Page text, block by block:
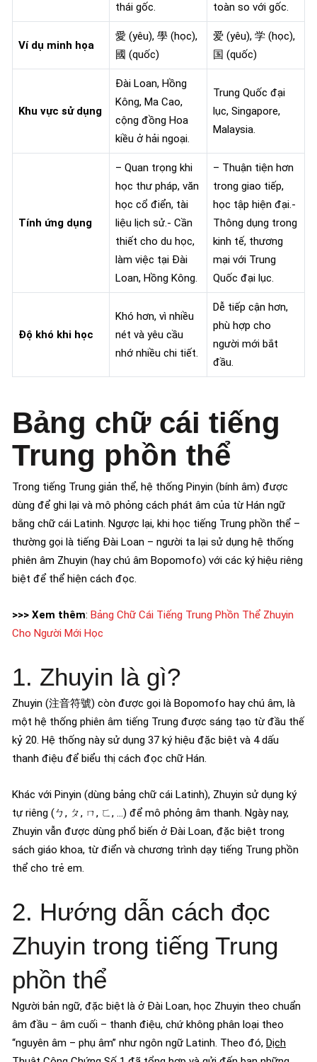
thái gốc.
toàn so với gốc.
Ví dụ minh họa
愛 (yêu), 學 (học),
國 (quốc)
爱 (yêu), 学 (học),
国 (quốc)
Khu vực sử dụng
Đài Loan, Hồng
Kông, Ma Cao,
cộng đồng Hoa
kiều ở hải ngoại.
Trung Quốc đại
lục, Singapore,
Malaysia.
Tính ứng dụng
– Quan trọng khi
học thư pháp, văn
học cổ điển, tài
liệu lịch sử.- Cần
thiết cho du học,
làm việc tại Đài
Loan, Hồng Kông.
– Thuận tiện hơn
trong giao tiếp,
học tập hiện đại.-
Thông dụng trong
kinh tế, thương
mại với Trung
Quốc đại lục.
Độ khó khi học
Khó hơn, vì nhiều
nét và yêu cầu
nhớ nhiều chi tiết.
Dễ tiếp cận hơn,
phù hợp cho
người mới bắt
đầu.
Bảng chữ cái tiếng
Trung phồn thể
Trong tiếng Trung giản thể, hệ thống Pinyin (bính âm) được
dùng để ghi lại và mô phỏng cách phát âm của từ Hán ngữ
bằng chữ cái Latinh. Ngược lại, khi học tiếng Trung phồn thể –
thường gọi là tiếng Đài Loan – người ta lại sử dụng hệ thống
phiên âm Zhuyin (hay chú âm Bopomofo) với các ký hiệu riêng
biệt để thể hiện cách đọc.
>>> Xem thêm: Bảng Chữ Cái Tiếng Trung Phồn Thể Zhuyin
Cho Người Mới Học
1. Zhuyin là gì?
Zhuyin (注音符號) còn được gọi là Bopomofo hay chú âm, là
một hệ thống phiên âm tiếng Trung được sáng tạo từ đầu thế
kỷ 20. Hệ thống này sử dụng 37 ký hiệu đặc biệt và 4 dấu
thanh điệu để biểu thị cách đọc chữ Hán.
Khác với Pinyin (dùng bảng chữ cái Latinh), Zhuyin sử dụng ký
tự riêng (ㄅ, ㄆ, ㄇ, ㄈ, …) để mô phỏng âm thanh. Ngày nay,
Zhuyin vẫn được dùng phổ biến ở Đài Loan, đặc biệt trong
sách giáo khoa, từ điển và chương trình dạy tiếng Trung phồn
thể cho trẻ em.
2. Hướng dẫn cách đọc
Zhuyin trong tiếng Trung
phồn thể
Người bản ngữ, đặc biệt là ở Đài Loan, học Zhuyin theo chuẩn
âm đầu – âm cuối – thanh điệu, chứ không phân loại theo
“nguyên âm – phụ âm” như ngôn ngữ Latinh. Theo đó, Dịch